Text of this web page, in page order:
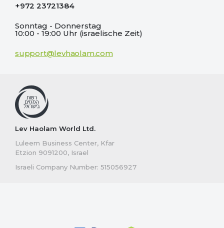
+972 23721384
Sonntag - Donnerstag
10:00 - 19:00 Uhr (israelische Zeit)
support@levhaolam.com
Lev Haolam World Ltd.
Luleem Business Center, Kfar
Etzion 9091200, Israel
Israeli Company Number: 515056927